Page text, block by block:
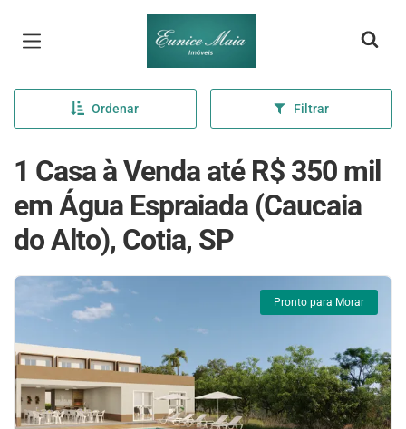
Página inicial
Ordenar Filtrar
1 Casa à Venda até R$ 350 mil
em Água Espraiada (Caucaia
do Alto), Cotia, SP
Pronto para Morar